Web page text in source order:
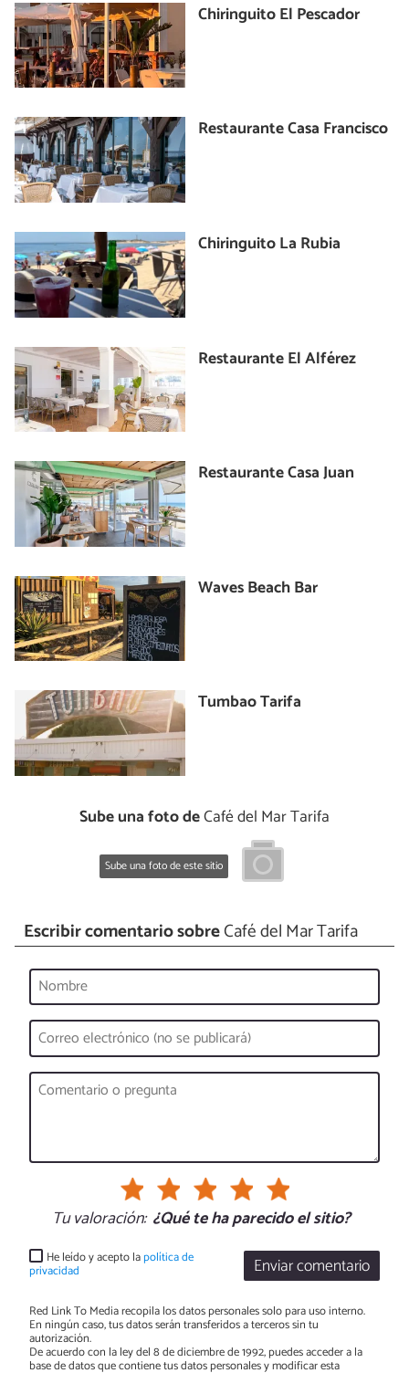
Chiringuito El Pescador
Restaurante Casa Francisco
Chiringuito La Rubia
Restaurante El Alférez
Restaurante Casa Juan
Waves Beach Bar
Tumbao Tarifa
Sube una foto deCafé del Mar Tarifa
Sube una foto de este sitio
Escribir comentario sobreCafé del Mar Tarifa
Tu valoración: ¿Qué te ha parecido el sitio?
Enviar comentario
He leído y acepto lapolítica de
privacidad
Red Link To Media recopila los datos personales solo para uso interno.
En ningún caso, tus datos serán transferidos a terceros sin tu
autorización.
De acuerdo con la ley del 8 de diciembre de 1992, puedes acceder a la
base de datos que contiene tus datos personales y modificar esta